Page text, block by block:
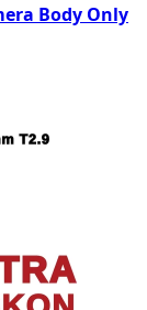
Body Only